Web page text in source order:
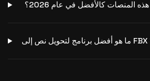
هذه المنصات كالأفضل في عام 2026؟